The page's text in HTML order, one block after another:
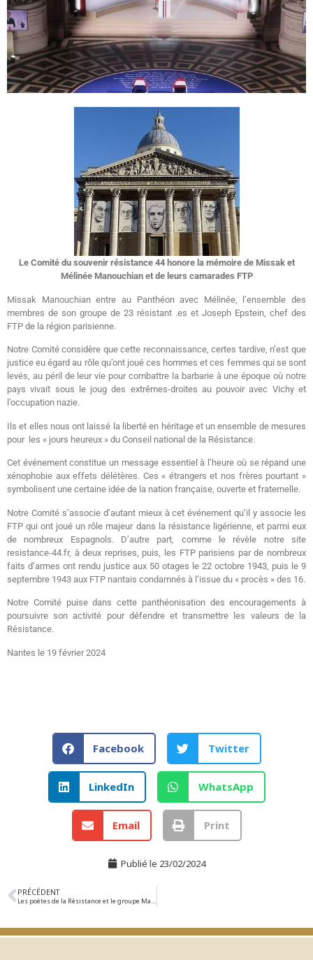
Le Comité du souvenir résistance 44 honore la mémoire de Missak et
Mélinée Manouchian et de leurs camarades FTP
Missak Manouchian entre au Panthéon avec Mélinée, l’ensemble des
membres de son groupe de 23 résistant .es et Joseph Epstein, chef des
FTP de la région parisienne.
Notre Comité considère que cette reconnaissance, certes tardive, n’est que
justice eu égard au rôle qu’ont joué ces hommes et ces femmes qui se sont
levés, au péril de leur vie pour combattre la barbarie à une époque où notre
pays vivait sous le joug des extrêmes-droites au pouvoir avec Vichy et
l’occupation nazie.
Ils et elles nous ont laissé la liberté en héritage et un ensemble de mesures
pour les « jours heureux » du Conseil national de la Résistance.
Cet événement constitue un message essentiel à l’heure où se répand une
xénophobie aux effets délétères. Ces « étrangers et nos frères pourtant »
symbolisent une certaine idée de la nation française, ouverte et fraternelle.
Notre Comité s’associe d’autant mieux à cet événement qu’il y associe les
FTP qui ont joué un rôle majeur dans la résistance ligérienne, et parmi eux
de nombreux Espagnols. D’autre part, comme le révèle notre site
resistance-44.fr, à deux reprises, puis, les FTP parisiens par de nombreux
faits d’armes ont rendu justice aux 50 otages le 22 octobre 1943, puis le 9
septembre 1943 aux FTP nantais condamnés à l’issue du « procès » des 16.
Notre Comité puise dans cette panthéonisation des encouragements à
poursuivre son activité pour défendre et transmettre les valeurs de la
Résistance.
Nantes le 19 février 2024
Facebook Twitter
LinkedIn WhatsApp
Email Print
Publié le 23/02/2024
PRÉCÉDENT